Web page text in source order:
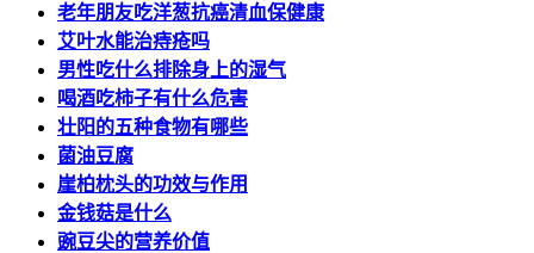
老年朋友吃洋葱抗癌清血保健康
艾叶水能治痔疮吗
男性吃什么排除身上的湿气
喝酒吃柿子有什么危害
壮阳的五种食物有哪些
菌油豆腐
崖柏枕头的功效与作用
金钱菇是什么
豌豆尖的营养价值